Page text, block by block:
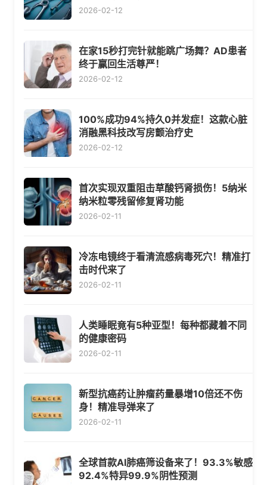
2026-02-12
在家15秒打完针就能跳广场舞？AD患者
终于赢回生活尊严！
2026-02-12
100%成功94%持久0并发症！这款心脏
消融黑科技改写房颤治疗史
2026-02-12
首次实现双重阻击草酸钙肾损伤！5纳米
纳米粒零残留修复肾功能
2026-02-11
冷冻电镜终于看清流感病毒死穴！精准打
击时代来了
2026-02-11
人类睡眠竟有5种亚型！每种都藏着不同
的健康密码
2026-02-11
新型抗癌药让肿瘤药量暴增10倍还不伤
身！精准导弹来了
2026-02-11
全球首款AI肺癌筛设备来了！93.3%敏感
92.4%特异99.9%阴性预测